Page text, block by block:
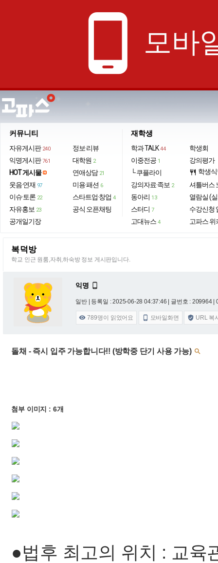
phone_android 모바
커뮤니티
자유게시판 240
익명게시판 761
HOT 게시물
웃음·연재 97
이슈·토론 22
자유홍보 23
공개일기장
정보·리뷰
대학원 2
연애상담 21
미용·패션 6
스타트업·창업 4
공식 오픈채팅
재학생
학과 TALK 44
이중전공 1
└ 쿠플라이
강의자료·족보 2
동아리 13
스터디 7
고대뉴스 4
학생회
강의평가
restaurant 학생
셔틀버스
열람실 (
수강신청
고파스 위
복덕방
학교 인근 원룸,자취,하숙방 정보 게시판입니다.
익명 
일반 | 등록일 : 2025-06-28 04:37:46 | 글번호 : 209964 |
 789명이 읽었어요  모바일화면  URL 복
돌채 - 즉시 입주 가능합니다!! (방학중 단기 사용 가능) 
첨부 이미지 : 6개
●법후 최고의 위치 : 교육